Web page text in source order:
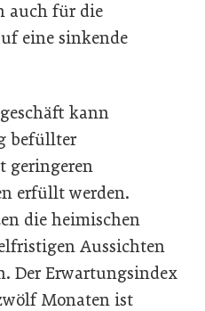
auch für die
eine sinkende
kann
befüllter
geringeren
erfüllt werden.
die heimischen
Aussichten
Der Erwartungsindex
Monaten ist